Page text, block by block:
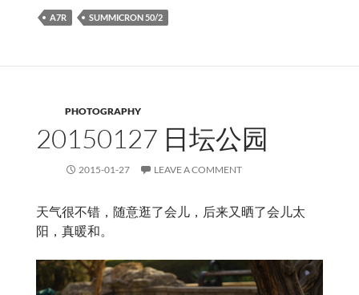
A7R SUMMICRON 50/2
PHOTOGRAPHY
20150127 日坛公园
2015-01-27 LEAVE A COMMENT
天气很不错，随意逛了会儿，后来又晒了会儿太
阳，真暖和。